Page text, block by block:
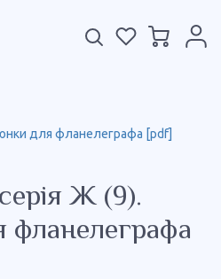
для фланелеграфа [pdf]
Ж (9).